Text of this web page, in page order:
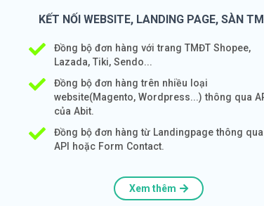
KẾT NỐI WEBSITE, LANDING PAGE, SÀN
Đồng bộ đơn hàng với trang TMĐT Shopee,
Lazada, Tiki, Sendo...
Đồng bộ đơn hàng trên nhiều loại
website(Magento, Wordpress...) thông qua
của Abit.
Đồng bộ đơn hàng từ Landingpage thông qua
API hoặc Form Contact.
Xem thêm